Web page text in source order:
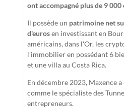
ont accompagné plus de 9
Il possède un patrimoine net
d'eurosen investissant en
américains, dans l'Or, les
l'immobilier en possédant 6
et une villa au Costa Rica.
En décembre 2023, Maxence
comme le spécialiste des
entrepreneurs.